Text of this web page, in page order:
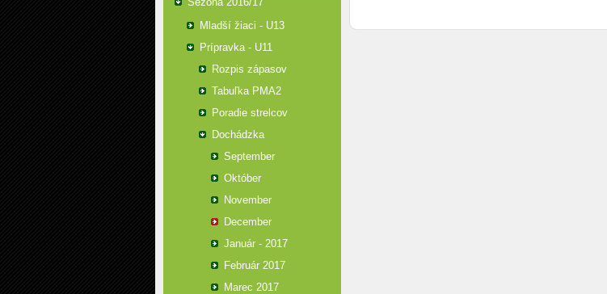
Mladší žiaci - U13
Prípravka - U11
Rozpis zápasov
Tabuľka PMA2
Poradie strelcov
Dochádzka
September
Október
November
December
Január - 2017
Február 2017
Marec 2017